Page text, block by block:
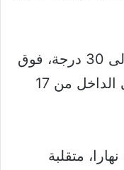
-الحرارة على الساحل من 25 الى 30 درجة، فوق
الجبال من 17 الى 28 درجة، في الداخل من 17
متقلبة